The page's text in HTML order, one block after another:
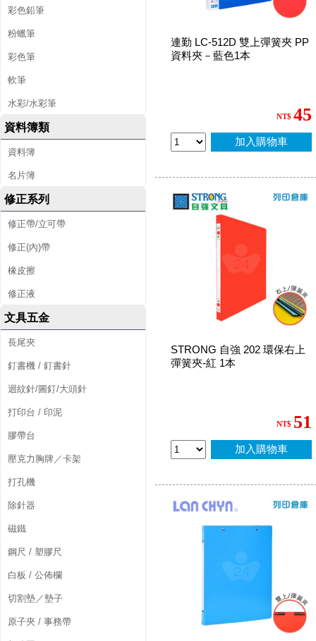
彩色鉛筆
粉蠟筆
彩色筆
軟筆
水彩/水彩筆
資料簿類
資料簿
名片簿
修正系列
修正帶/立可帶
修正(內)帶
橡皮擦
修正液
文具五金
長尾夾
釘書機 / 釘書針
迴紋針/圖釘/大頭針
打印台 / 印泥
膠帶台
壓克力胸牌／卡架
打孔機
除針器
磁鐵
鋼尺 / 塑膠尺
白板 / 公佈欄
切割墊／墊子
原子夾 / 事務帶
連勤 LC-512D 雙上彈簧夾 PP
資料夾－藍色1本
NT$ 45
加入購物車
STRONG 自強 202 環保右上
彈簧夾-紅 1本
NT$ 51
加入購物車